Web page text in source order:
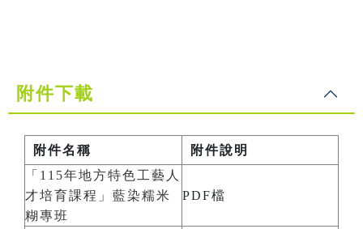
附件下載
附件名稱
附件說明
「115年地方特色工藝人
才培育課程」藍染糯米
糊專班
PDF檔